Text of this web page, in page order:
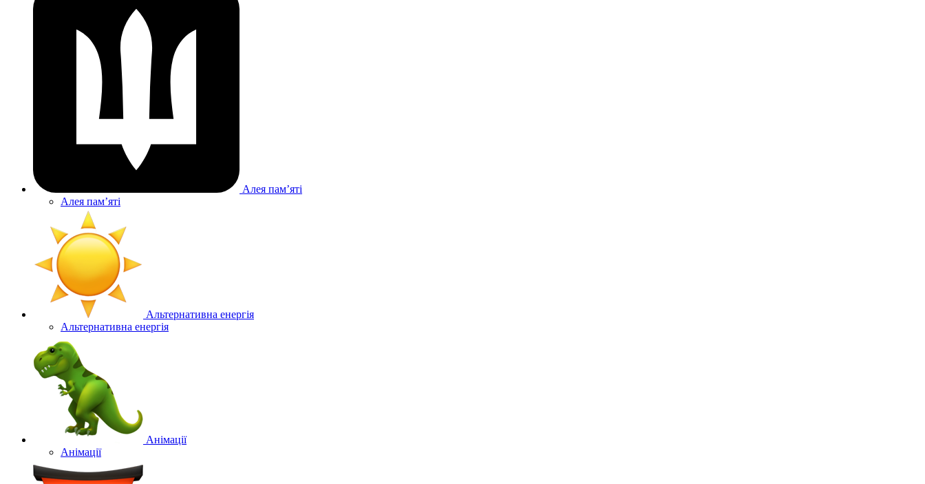
Алея памʼяті
Алея памʼяті
Альтернативна енергія
Альтернативна енергія
Анімації
Анімації